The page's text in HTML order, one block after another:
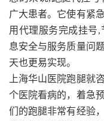
广大患者。它使有紧
用代理服务完成挂号
息安全与服务质量问
天也更易实现。
上海华山医院跑腿就
个医院看病的，着急
们的跑腿非常有经验